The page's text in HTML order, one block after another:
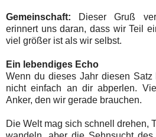
Gemeinschaft:
Dieser Gruß
erinnert uns daran, dass wir Teil
viel größer ist als wir selbst.
Ein lebendiges Echo
Wenn du dieses Jahr diesen
nicht einfach an dir abperlen.
Anker, den wir gerade brauchen.
Die Welt mag sich schnell drehen,